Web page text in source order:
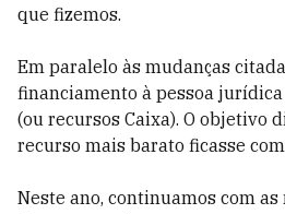
que fizemos.
Em paralelo às mudanças
financiamento à pessoa
(ou recursos Caixa). O objetivo
recurso mais barato ficasse
Neste ano, continuamos com